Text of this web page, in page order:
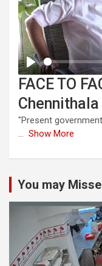
FACE TO
Chennithala
"Present
... Show More
You may